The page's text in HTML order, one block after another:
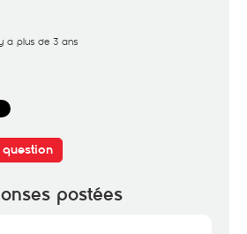
a plus de 3 ans
postées